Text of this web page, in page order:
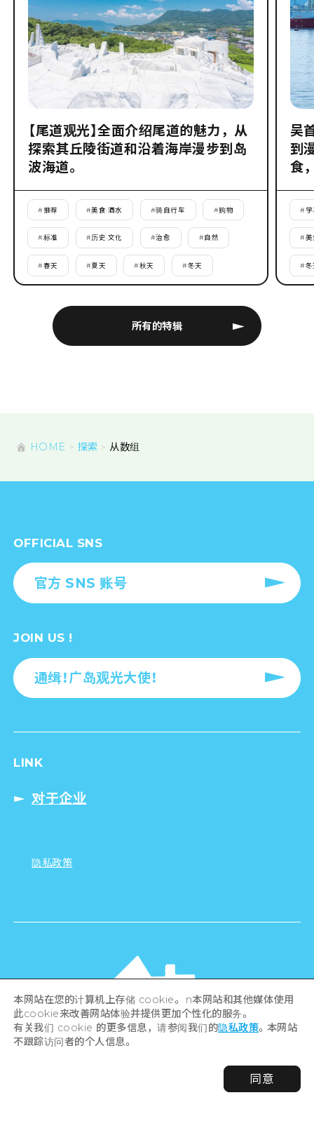
所有的特辑
【尾道观光】全面介绍尾道的魅力，从
探索其丘陵街道和沿着海岸漫步到岛
波海道。
#推荐 #美食·酒水 #骑自行车 #购物
#标准 #历史·文化 #治愈 #自然
#春天 #夏天 #秋天 #冬天
吴
到
食
# 学
#美
#冬
HOME 探索 从数组
OFFICIAL SNS
官方 SNS 账号
JOIN US !
通缉！广岛观光大使！
LINK
对于企业
隐私政策
©Hiroshima Tourism Association /
Hiroshima Prefecture / Hiroshima City .
本网站在您的计算机上存储 cookie。 n本网站和其他媒体使用
此cookie来改善网站体验并提供更加个性化的服务。
有关我们 cookie 的更多信息，请参阅我们的隐私政策。本网站
不跟踪访问者的个人信息。
同意